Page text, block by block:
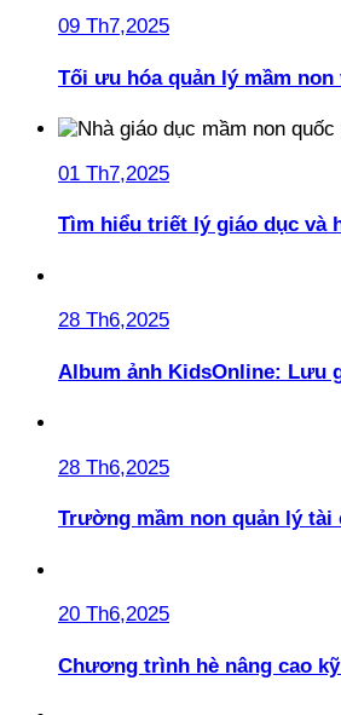
09 Th7,2025
Tối ưu hóa quản lý mầm
01 Th7,2025
Tìm hiểu triết lý giáo dục và
28 Th6,2025
Album ảnh KidsOnline: Lưu
28 Th6,2025
Trường mầm non quản lý
20 Th6,2025
Chương trình hè nâng cao